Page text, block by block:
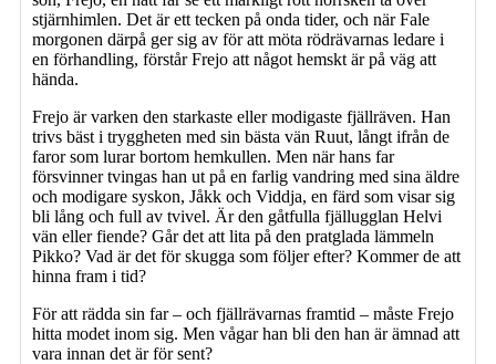
stjärnhimlen. Det är ett tecken på onda tider, och när Fale
morgonen därpå ger sig av för att möta rödrävarnas ledare i
en förhandling, förstår Frejo att något hemskt är på väg att
hända.
Frejo är varken den starkaste eller modigaste fjällräven. Han
trivs bäst i tryggheten med sin bästa vän Ruut, långt ifrån de
faror som lurar bortom hemkullen. Men när hans far
försvinner tvingas han ut på en farlig vandring med sina äldre
och modigare syskon, Jåkk och Viddja, en färd som visar sig
bli lång och full av tvivel. Är den gåtfulla fjällugglan Helvi
vän eller fiende? Går det att lita på den pratglada lämmeln
Pikko? Vad är det för skugga som följer efter? Kommer de att
hinna fram i tid?
För att rädda sin far – och fjällrävarnas framtid – måste Frejo
hitta modet inom sig. Men vågar han bli den han är ämnad att
vara innan det är för sent?